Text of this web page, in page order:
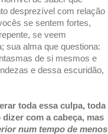
desprezível com relação
se sentem fortes,
se veem
sua alma que questiona:
de si mesmos e
e dessa escuridão,
toda essa culpa, toda
com a cabeça, mas
num tempo de menos